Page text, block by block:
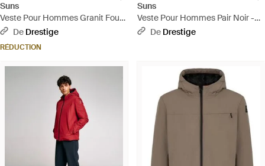
Suns
Veste Pour Hommes Granit Four
Noir - Noir
De Drestige
RÉDUCTION
Suns
Veste Pour Hommes Pair Noir -
NoirDe Drestige